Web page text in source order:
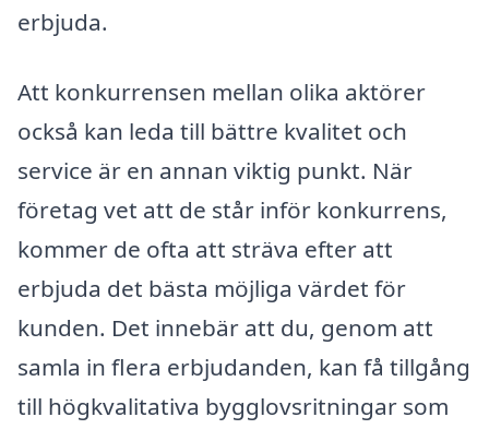
erbjuda.
Att konkurrensen mellan olika aktörer
också kan leda till bättre kvalitet och
service är en annan viktig punkt. När
företag vet att de står inför konkurrens,
kommer de ofta att sträva efter att
erbjuda det bästa möjliga värdet för
kunden. Det innebär att du, genom att
samla in flera erbjudanden, kan få tillgång
till högkvalitativa bygglovsritningar som